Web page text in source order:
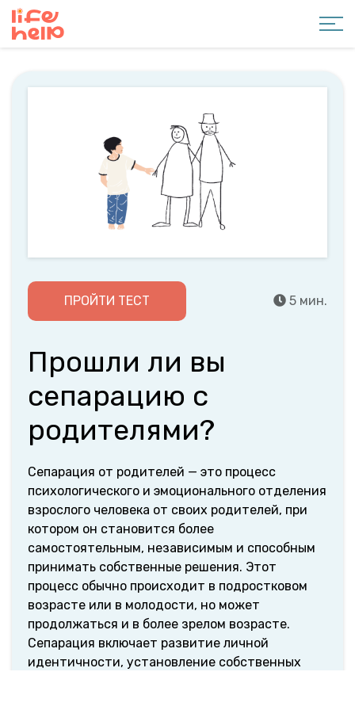
ПРОЙТИ ТЕСТ 5 мин.
Прошли ли вы
сепарацию с
родителями?
Сепарация от родителей — это процесс
психологического и эмоционального отделения
взрослого человека от своих родителей, при
котором он становится более
самостоятельным, независимым и способным
принимать собственные решения. Этот
процесс обычно происходит в подростковом
возрасте или в молодости, но может
продолжаться и в более зрелом возрасте.
Сепарация включает развитие личной
идентичности, установление собственных